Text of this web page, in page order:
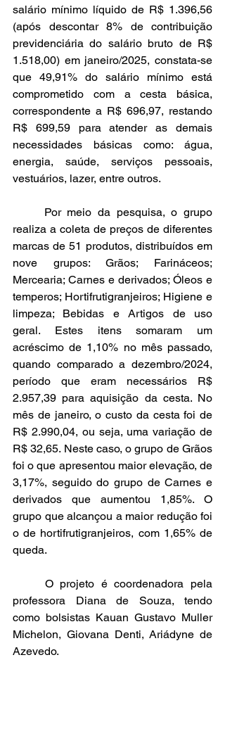
salário mínimo líquido de R$ 1.396,56
(após descontar 8% de contribuição
previdenciária do salário bruto de R$
1.518,00) em janeiro/2025, constata-se
que 49,91% do salário mínimo está
comprometido com a cesta básica,
correspondente a R$ 696,97, restando
R$ 699,59 para atender as demais
necessidades básicas como: água,
energia, saúde, serviços pessoais,
vestuários, lazer, entre outros.
realiza a coleta de preços de diferentes
marcas de 51 produtos, distribuídos em
nove grupos: Grãos; Farináceos;
Mercearia; Carnes e derivados; Óleos e
temperos; Hortifrutigranjeiros; Higiene e
limpeza; Bebidas e Artigos de uso
geral. Estes itens somaram um
acréscimo de 1,10% no mês passado,
quando comparado a dezembro/2024,
período que eram necessários R$
2.957,39 para aquisição da cesta. No
mês de janeiro, o custo da cesta foi de
R$ 2.990,04, ou seja, uma variação de
R$ 32,65. Neste caso, o grupo de Grãos
foi o que apresentou maior elevação, de
3,17%, seguido do grupo de Carnes e
derivados que aumentou 1,85%. O
grupo que alcançou a maior redução foi
o de hortifrutigranjeiros, com 1,65% de
queda.
professora Diana de Souza, tendo
como bolsistas Kauan Gustavo Muller
Michelon, Giovana Denti, Ariádyne de
Azevedo.